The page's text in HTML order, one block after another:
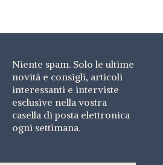
Niente spam. Solo le ultime
novità e consigli, articoli
interessanti e interviste
esclusive nella vostra
casella di posta elettronica
ogni settimana.